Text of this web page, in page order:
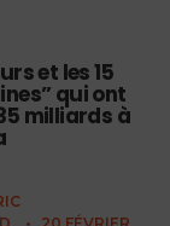
et les 15
qui ont
milliards à